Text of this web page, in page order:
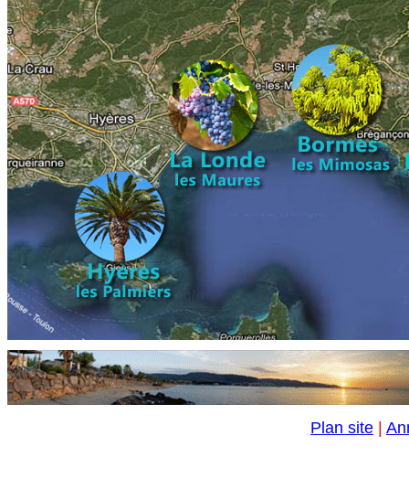
Plan site